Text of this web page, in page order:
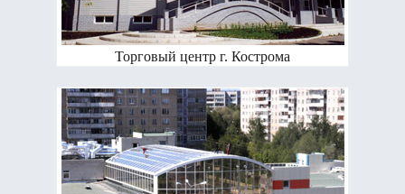
Торговый центр г. Кострома